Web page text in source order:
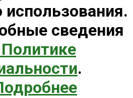
использования.
сведения
.